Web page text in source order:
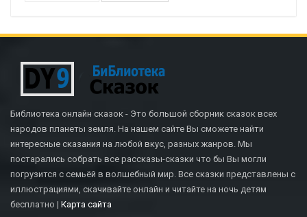
Библиотека онлайн сказок - Это большой сборник сказок всех
народов планеты земля. На нашем сайте Вы сможете найти
интересные сказания на любой вкус, разных жанров. Мы
постарались собрать все рассказы-сказки что бы Вы могли
погрузится с семьёй в волшебный мир. Все сказки представлены с
иллюстрациями, скачивайте онлайн и читайте на ночь детям
бесплатно | Карта сайта